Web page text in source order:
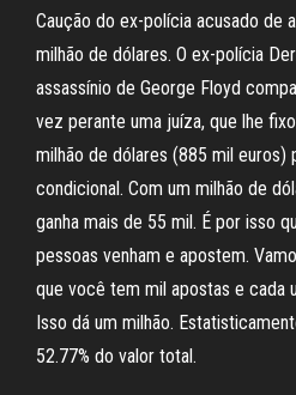
Caução do ex-polícia acusado de
milhão de dólares. O ex-polícia
assassínio de George Floyd
vez perante uma juíza, que lhe
milhão de dólares (885 mil euros)
condicional. Com um milhão de
ganha mais de 55 mil. É por isso
pessoas venham e apostem.
que você tem mil apostas e cada
Isso dá um milhão.
52.77% do valor total.